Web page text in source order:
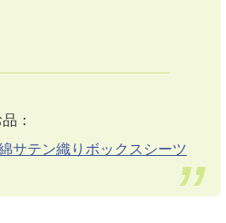
：
サテン織りボックスシーツ